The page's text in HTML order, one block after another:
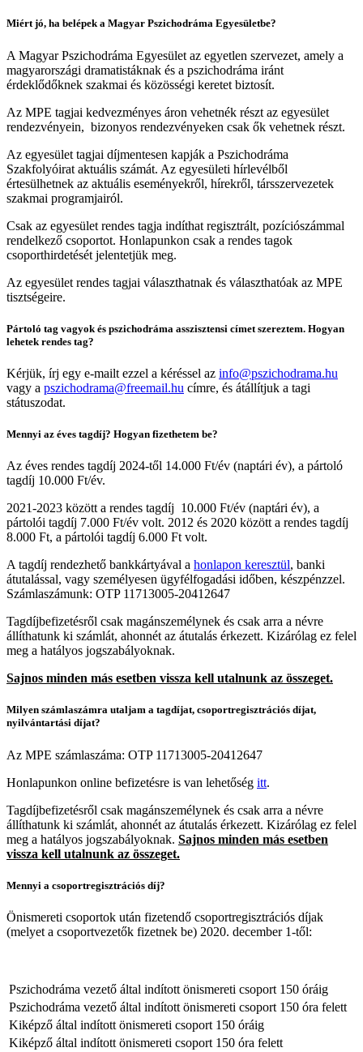
Miért jó, ha belépek a Magyar Pszichodráma Egyesületbe?
A Magyar Pszichodráma Egyesület az egyetlen szervezet, amely a
magyarországi dramatistáknak és a pszichodráma iránt
érdeklődőknek szakmai és közösségi keretet biztosít.
Az MPE tagjai kedvezményes áron vehetnék részt az egyesület
rendezvényein, bizonyos rendezvényeken csak ők vehetnek részt.
Az egyesület tagjai díjmentesen kapják a Pszichodráma
Szakfolyóirat aktuális számát. Az egyesületi hírlevélből
értesülhetnek az aktuális eseményekről, hírekről, társszervezetek
szakmai programjairól.
Csak az egyesület rendes tagja indíthat regisztrált, pozíciószámmal
rendelkező csoportot. Honlapunkon csak a rendes tagok
csoporthirdetését jelentetjük meg.
Az egyesület rendes tagjai választhatnak és választhatóak az MPE
tisztségeire.
Pártoló tag vagyok és pszichodráma asszisztensi címet szereztem. Hogyan
lehetek rendes tag?
Kérjük, írj egy e-mailt ezzel a kéréssel az info@pszichodrama.hu
vagy a pszichodrama@freemail.hu címre, és átállítjuk a tagi
státuszodat.
Mennyi az éves tagdíj? Hogyan fizethetem be?
Az éves rendes tagdíj 2024-től 14.000 Ft/év (naptári év), a pártoló
tagdíj 10.000 Ft/év.
2021-2023 között a rendes tagdíj 10.000 Ft/év (naptári év), a
pártolói tagdíj 7.000 Ft/év volt. 2012 és 2020 között a rendes tagdíj
8.000 Ft, a pártolói tagdíj 6.000 Ft volt.
A tagdíj rendezhető bankkártyával a honlapon keresztül, banki
átutalással, vagy személyesen ügyfélfogadási időben, készpénzzel.
Számlaszámunk: OTP 11713005-20412647
Tagdíjbefizetésről csak magánszemélynek és csak arra a névre
állíthatunk ki számlát, ahonnét az átutalás érkezett. Kizárólag ez felel
meg a hatályos jogszabályoknak.
Sajnos minden más esetben vissza kell utalnunk az összeget.
Milyen számlaszámra utaljam a tagdíjat, csoportregisztrációs díjat,
nyilvántartási díjat?
Az MPE számlaszáma: OTP 11713005-20412647
Honlapunkon online befizetésre is van lehetőség itt.
Tagdíjbefizetésről csak magánszemélynek és csak arra a névre
állíthatunk ki számlát, ahonnét az átutalás érkezett. Kizárólag ez felel
meg a hatályos jogszabályoknak. Sajnos minden más esetben
vissza kell utalnunk az összeget.
Mennyi a csoportregisztrációs díj?
Önismereti csoportok után fizetendő csoportregisztrációs díjak
(melyet a csoportvezetők fizetnek be) 2020. december 1-től:
Pszichodráma vezető által indított önismereti csoport 150 óráig
Pszichodráma vezető által indított önismereti csoport 150 óra felett
Kiképző által indított önismereti csoport 150 óráig
Kiképző által indított önismereti csoport 150 óra felett